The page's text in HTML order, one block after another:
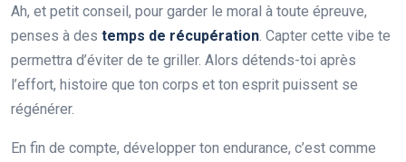
Ah, et petit conseil, pour garder le moral à toute épreuve,
penses à des temps de récupération. Capter cette vibe te
permettra d’éviter de te griller. Alors détends-toi après
l’effort, histoire que ton corps et ton esprit puissent se
régénérer.
En fin de compte, développer ton endurance, c’est comme